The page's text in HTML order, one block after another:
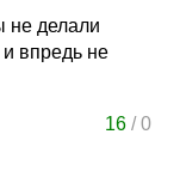
не делали
и впредь не
16 /0